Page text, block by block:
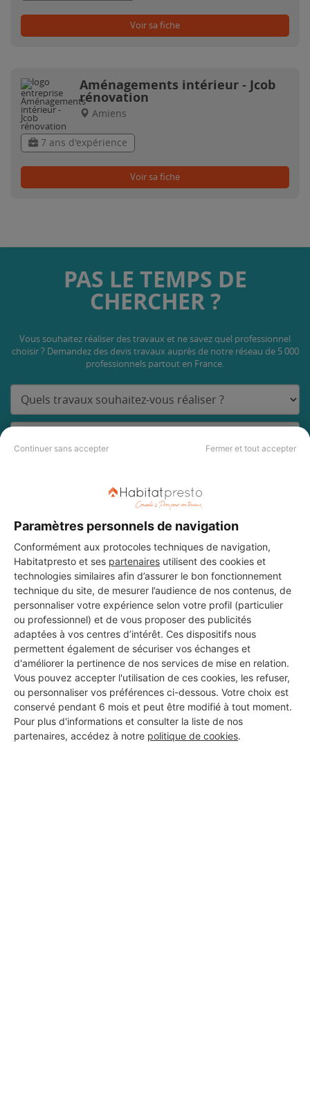
Continuer sans accepter Fermer et tout accepter
Paramètres personnels de navigation
Conformément aux protocoles techniques de navigation,
Habitatpresto et ses partenaires utilisent des cookies et
technologies similaires afin d’assurer le bon fonctionnement
technique du site, de mesurer l’audience de nos contenus, de
personnaliser votre expérience selon votre profil (particulier
ou professionnel) et de vous proposer des publicités
adaptées à vos centres d’intérêt. Ces dispositifs nous
permettent également de sécuriser vos échanges et
d'améliorer la pertinence de nos services de mise en relation.
Vous pouvez accepter l'utilisation de ces cookies, les refuser,
ou personnaliser vos préférences ci-dessous. Votre choix est
conservé pendant 6 mois et peut être modifié à tout moment.
Pour plus d'informations et consulter la liste de nos
partenaires, accédez à notre politique de cookies.
Voir sa fiche
Aménagements intérieur - Jcob
rénovation
Amiens
7 ans d'expérience
Voir sa fiche
PAS LE TEMPS DE
CHERCHER ?
Vous souhaitez réaliser des travaux et ne savez quel professionnel
choisir ? Demandez des devis travaux auprès de notre réseau de 5 000
professionnels partout en France.
Aucun autre professionnel disponible dans cette zone
géographique.